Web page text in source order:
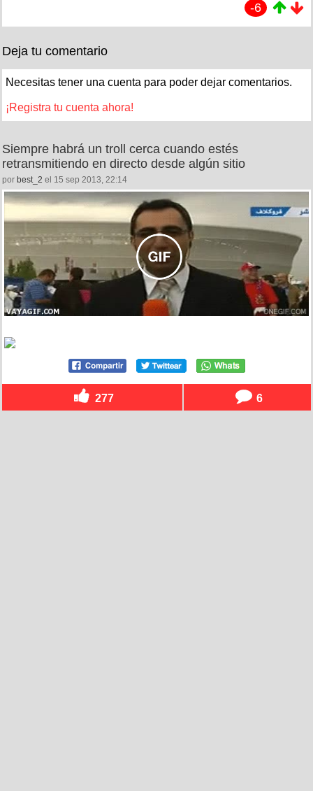
-6
Deja tu comentario
Necesitas tener una cuenta para poder dejar comentarios.
¡Registra tu cuenta ahora!
Siempre habrá un troll cerca cuando estés
retransmitiendo en directo desde algún sitio
por best_2 el 15 sep 2013, 22:14
277 6